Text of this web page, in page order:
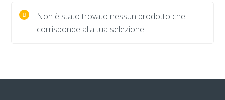
Non è stato trovato nessun prodotto che
corrisponde alla tua selezione.